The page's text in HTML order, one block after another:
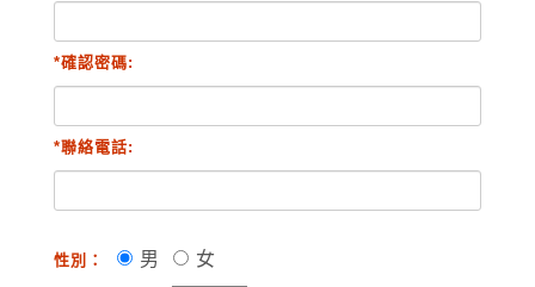
*確認密碼:
*聯絡電話:
性別： 男 女